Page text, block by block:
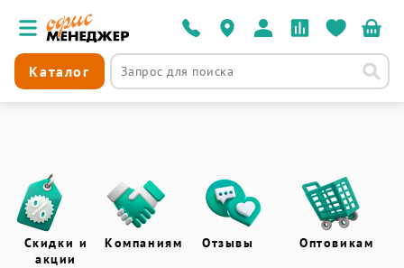
Каталог
Скидки и
акции
Компаниям Отзывы Оптовикам